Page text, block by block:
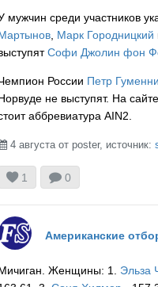
мужчин среди участников
, Марк Городницкий
Софи Джолин фон
России Петр
не выступят. На
аббревиатура AIN2.
4 августа от poster, источник:
1 0
Американские
Женщины: 1. Эльза